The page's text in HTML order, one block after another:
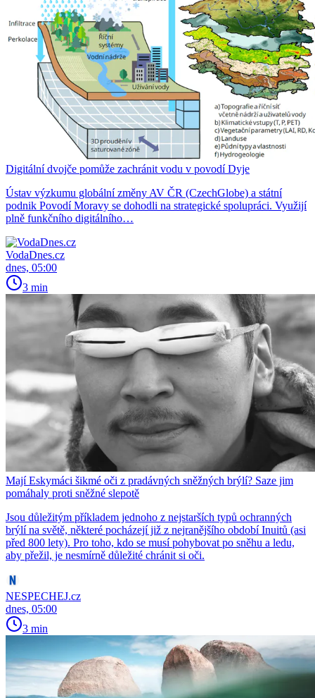
Digitální dvojče pomůže zachránit vodu v povodí Dyje
Ústav výzkumu globální změny AV ČR (CzechGlobe) a státní
podnik Povodí Moravy se dohodli na strategické spolupráci. Využijí
plně funkčního digitálního…
VodaDnes.cz
dnes, 05:00
3 min
Mají Eskymáci šikmé oči z pradávných sněžných brýlí? Saze jim
pomáhaly proti sněžné slepotě
Jsou důležitým příkladem jednoho z nejstarších typů ochranných
brýlí na světě, některé pocházejí již z nejranějšího období Inuitů (asi
před 800 lety). Pro toho, kdo se musí pohybovat po sněhu a ledu,
aby přežil, je nesmírně důležité chránit si oči.
NESPECHEJ.cz
dnes, 05:00
3 min